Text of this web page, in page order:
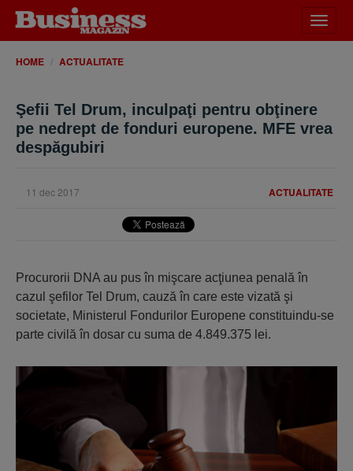
meniu
HOME ACTUALITATE
Şefii Tel Drum, inculpaţi pentru obţinere
pe nedrept de fonduri europene. MFE vrea
despăgubiri
ACTUALITATE
11 dec 2017
Procurorii DNA au pus în mişcare acţiunea penală în
cazul şefilor Tel Drum, cauză în care este vizată şi
societate, Ministerul Fondurilor Europene constituindu-se
parte civilă în dosar cu suma de 4.849.375 lei.